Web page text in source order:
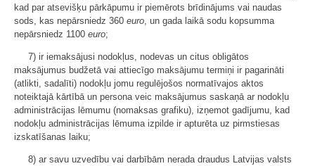
kad par atsevišķu pārkāpumu ir piemērots brīdinājums vai naudas
sods, kas nepārsniedz 360 euro , un gada laikā sodu kopsumma
nepārsniedz 1100 euro;
7) ir iemaksājusi nodokļus, nodevas un citus obligātos
maksājumus budžetā vai attiecīgo maksājumu termiņi ir pagarināti
(atlikti, sadalīti) nodokļu jomu regulējošos normatīvajos aktos
noteiktajā kārtībā un persona veic maksājumus saskaņā ar nodokļu
administrācijas lēmumu (nomaksas grafiku), izņemot gadījumu, kad
nodokļu administrācijas lēmuma izpilde ir apturēta uz pirmstiesas
izskatīšanas laiku;
8) ar savu uzvedību vai darbībām nerada draudus Latvijas valsts